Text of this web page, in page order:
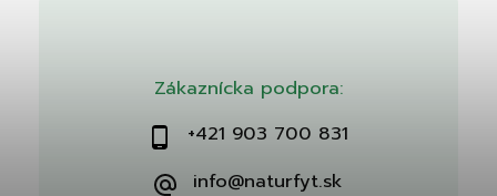
Zákaznícka podpora:
+421 903 700 831
info@naturfyt.sk